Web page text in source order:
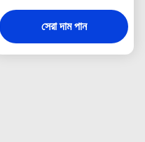
3 মিমি পুরুত্ব
সেরা দাম পান